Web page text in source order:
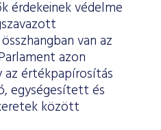
érdekeinek védelme
van az
azon
az értékpapírosítás
egységesített és
között